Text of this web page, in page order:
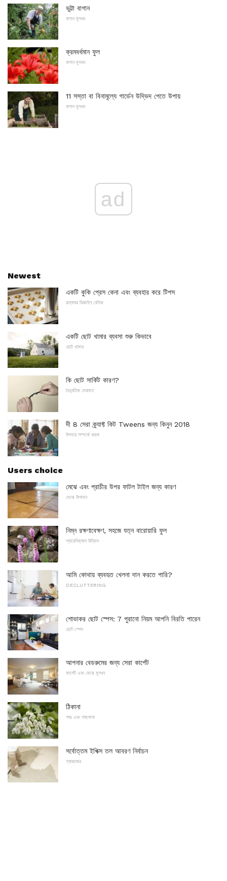
ভুট্টা বাগান
বাগান মূলধন
ক্রমবর্ধমান ফুল
বাগান মূলধন
11 সস্তা বা বিনামূল্যে গার্ডেন উদ্ভিদ পেতে উপায়
বাগান মূলধন
ad
Newest
একটি কুকি প্রেস কেনা এবং ব্যবহার করে টিপস
রান্নাঘর ডিজাইন বেসিক
একটি ছোট খামার ব্যবসা শুরু কিভাবে
ছোট খামার
কি ছোট সার্কিট কারণ?
বৈদ্যুতিক মেরামত
দী 8 সেরা ক্র্যাফ্ট কিট Tweens জন্য কিনুন 2018
উপহার সম্পর্কে ধারনা
Users choice
মেঝে এবং প্রাচীর উপর ফাটল টাইল জন্য কারণ
মেঝে উপাদান
নিম্ন রক্ষণাবেক্ষণ, সহজে যত্ন বারোয়ারি ফুল
প্যারেনিক্যাল উদ্ভিদ
আমি কোথায় ব্যবহৃত খেলনা দান করতে পারি?
DECLUTTERING
শোভাকর ছোট স্পেস: 7 পুরানো নিয়ম আপনি বিরতি পারেন
ছোট স্পেস
আপনার বেডরুমের জন্য সেরা কার্পেট
কার্পেট এবং মেঝে মূলধন
ঠিকানা
গাছ এবং গাছপালা
সর্বোত্তম ইপিক্স তল আবরণ নির্বাচন
গ্যারাজের